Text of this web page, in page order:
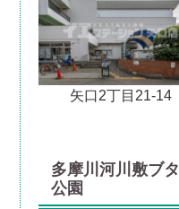
矢口2丁目21-14
多摩川河川敷ブタ
公園